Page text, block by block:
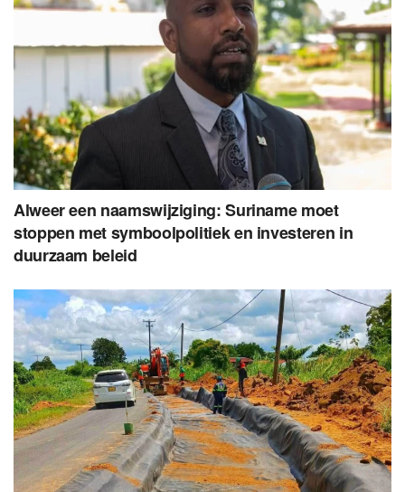
Alweer een naamswijziging: Suriname moet
stoppen met symboolpolitiek en investeren in
duurzaam beleid